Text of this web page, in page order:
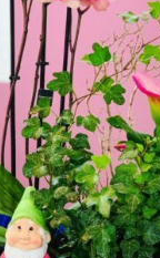
AÑADIR AL CARRITO